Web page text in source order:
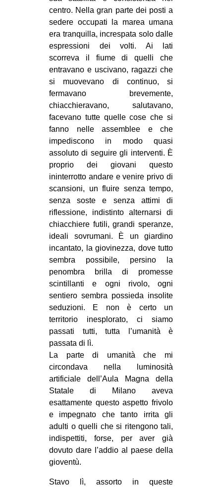
Fb
tw
bsky
SEARCH
centro. Nella gran parte dei posti a
sedere occupati la marea umana
era tranquilla, increspata solo dalle
espressioni dei volti. Ai lati
scorreva il fiume di quelli che
entravano e uscivano, ragazzi che
si muovevano di continuo, si
fermavano brevemente,
chiacchieravano, salutavano,
facevano tutte quelle cose che si
fanno nelle assemblee e che
impediscono in modo quasi
assoluto di seguire gli interventi. È
proprio dei giovani questo
ininterrotto andare e venire privo di
scansioni, un fluire senza tempo,
senza soste e senza attimi di
riflessione, indistinto alternarsi di
chiacchiere futili, grandi speranze,
ideali sovrumani. È un giardino
incantato, la giovinezza, dove tutto
sembra possibile, persino la
penombra brilla di promesse
scintillanti e ogni rivolo, ogni
sentiero sembra possieda insolite
seduzioni. E non è certo un
territorio inesplorato, ci siamo
passati tutti, tutta l’umanità è
passata di lì.
La parte di umanità che mi
circondava nella luminosità
artificiale dell’Aula Magna della
Statale di Milano aveva
esattamente questo aspetto frivolo
e impegnato che tanto irrita gli
adulti o quelli che si ritengono tali,
indispettiti, forse, per aver già
dovuto dare l’addio al paese della
gioventù.
Stavo lì, assorto in queste